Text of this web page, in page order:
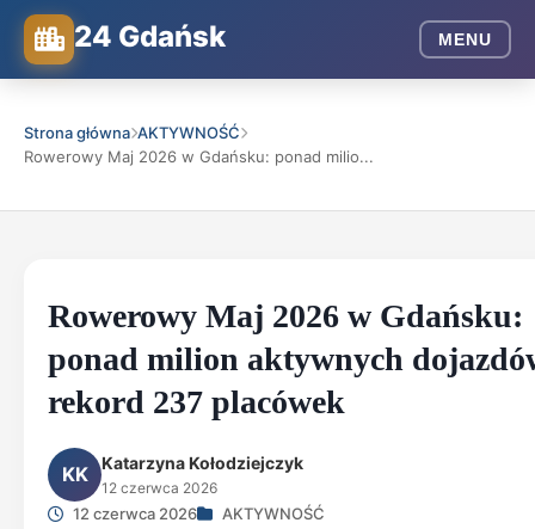
24 Gdańsk MENU
Strona główna AKTYWNOŚĆ
Rowerowy Maj 2026 w Gdańsku: ponad milio...
Rowerowy Maj 2026 w Gdańsku:
ponad milion aktywnych
rekord 237 placówek
KK Katarzyna Kołodziejczyk
12 czerwca 2026
12 czerwca 2026 AKTYWNOŚĆ